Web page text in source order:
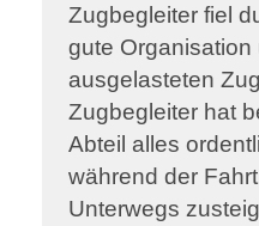
Zugbegleiter fiel
gute Organisation
ausgelasteten
Zugbegleiter hat
Abteil alles
während der
Unterwegs